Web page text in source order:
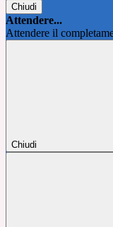
Chiudi
Attendere...
Attendere il
Chiudi